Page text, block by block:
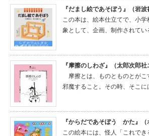
『だまし絵であそぼう』（岩波
この本は、絵本仕立てで、小
象として、企画、制作されて
『摩擦のしわざ』（太郎次郎社
摩擦とは、ものとものとがこ
邪魔すること。その時、そこ
『からだであそぼう かた』（
この絵本には、怪人「これでき